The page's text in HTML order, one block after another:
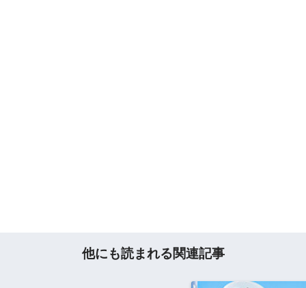
他にも読まれる関連記事